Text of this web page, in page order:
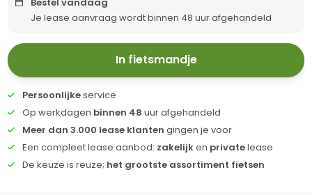
Je lease aanvraag wordt binnen 48 uur afgehandeld
In fietsmandje
Persoonlijkeservice
Op werkdagen binnen 48 uur afgehandeld
Meer dan 3.000 lease klanten gingen je voor
Een compleet lease aanbod: zakelijken privatelease
De keuze is reuze; het grootste assortiment fietsen